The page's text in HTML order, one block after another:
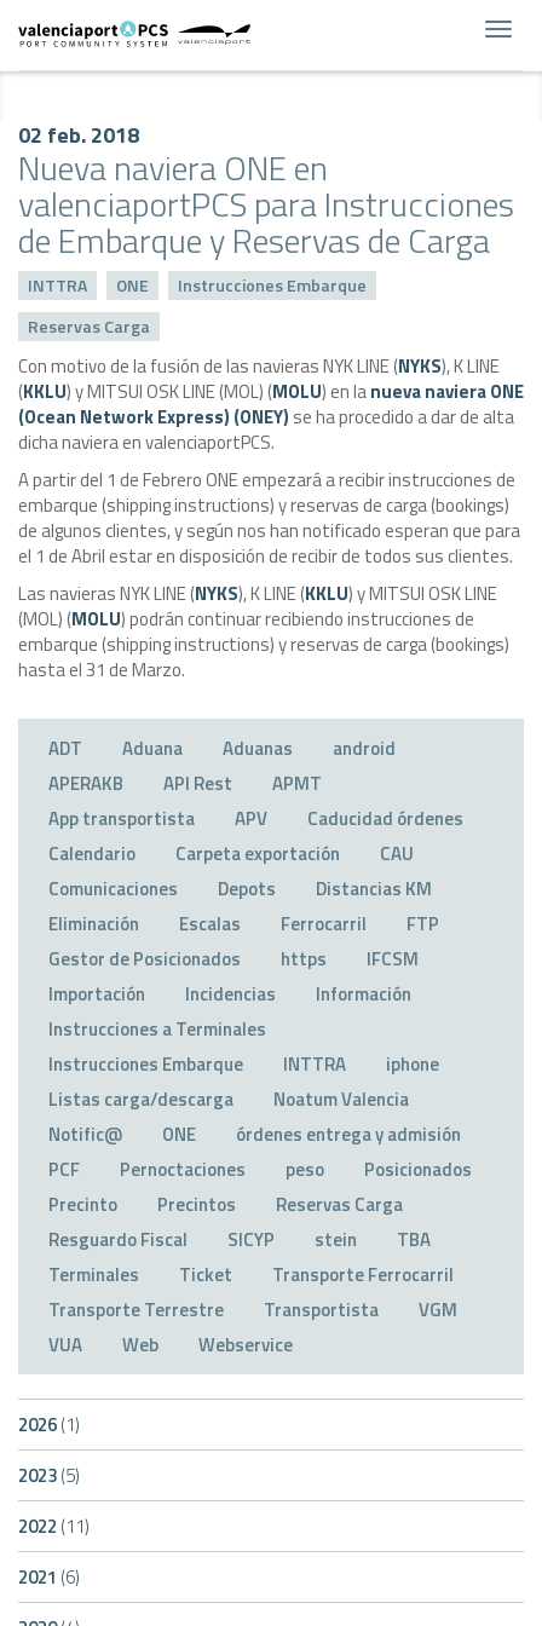
02 feb. 2018
Nueva naviera ONE en
valenciaportPCS para Instrucciones
de Embarque y Reservas de Carga
INTTRA ONE
Instrucciones Embarque
Reservas Carga
Con motivo de la fusión de las navieras NYK LINE (NYKS), K LINE
(KKLU) y MITSUI OSK LINE (MOL) (MOLU) en lanueva naviera ONE
(Ocean Network Express) (ONEY) se ha procedido a dar de alta
dicha naviera en valenciaportPCS.
A partir del 1 de Febrero ONE empezará a recibir instrucciones de
embarque (shipping instructions) y reservas de carga (bookings)
de algunos clientes, y según nos han notificado esperan que para
el 1 de Abril estar en disposición de recibir de todos sus clientes.
Las navieras NYK LINE (NYKS), K LINE (KKLU) y MITSUI OSK LINE
(MOL) (MOLU) podrán continuar recibiendo instrucciones de
embarque (shipping instructions) y reservas de carga (bookings)
hasta el 31 de Marzo.
ADT Aduana Aduanas
android
APERAKB
API Rest
APMT
App transportista
APV
Caducidad órdenes
Calendario
Carpeta exportación
CAU
Comunicaciones
Depots
Distancias KM
Eliminación
Escalas Ferrocarril
FTP
Gestor de Posicionados
https
IFCSM
Importación
Incidencias
Información
Instrucciones a Terminales
Instrucciones Embarque
INTTRA
iphone
Listas carga/descarga
Noatum Valencia
Notific@
ONE
órdenes entrega y admisión
PCF
Pernoctaciones peso
Posicionados
Precinto
Precintos
Reservas Carga
Resguardo Fiscal
SICYP stein
TBA
Terminales
Ticket
Transporte Ferrocarril
Transporte Terrestre
Transportista
VGM
VUA
Web Webservice
2026(1)
2023(5)
2022 (11)
2021 (6)